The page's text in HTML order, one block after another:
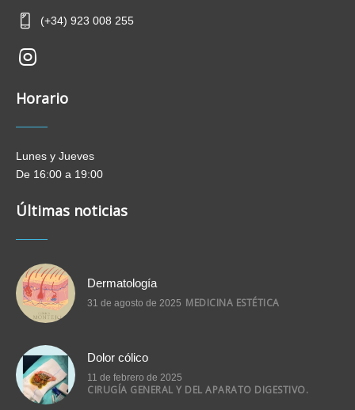
(+34) 923 008 255
new-
insta
Horario
Lunes y Jueves
De 16:00 a 19:00
Últimas noticias
MEDICINA ESTÉTICA
31 de agosto de 2025
Dermatología
CIRUGÍA GENERAL Y DEL APARATO DIGESTIVO.
11 de febrero de 2025
Dolor cólico